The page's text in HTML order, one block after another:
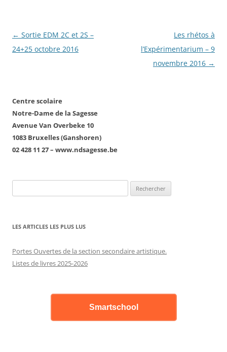
Navigation
des
← Sortie EDM 2C et 2S –
24+25 octobre 2016
Les rhétos à
l’Expérimentarium – 9
novembre 2016 →
Centre scolaire
Notre-Dame de la Sagesse
Avenue Van Overbeke 10
1083 Bruxelles (Ganshoren)
02 428 11 27 – www.ndsagesse.be
LES ARTICLES LES PLUS LUS
Portes Ouvertes de la section secondaire artistique.
Listes de livres 2025-2026
Smartschool